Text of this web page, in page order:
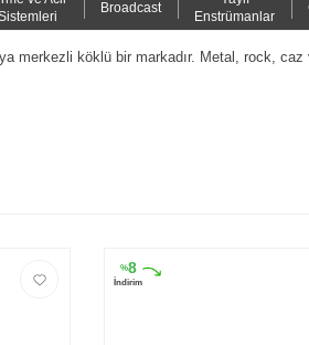
Broadcast
Enstrümanlar
merkezli köklü bir markadır. Metal, rock,
%8
İndirim